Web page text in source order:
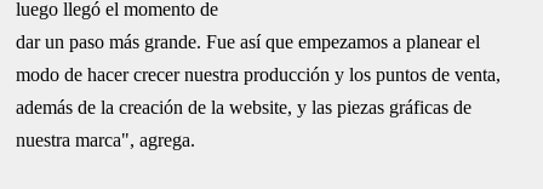
luego llegó el momento de
dar un paso más grande. Fue así que empezamos a planear el
modo de hacer crecer nuestra producción y los puntos de venta,
además de la creación de la website, y las piezas gráficas de
nuestra marca", agrega.